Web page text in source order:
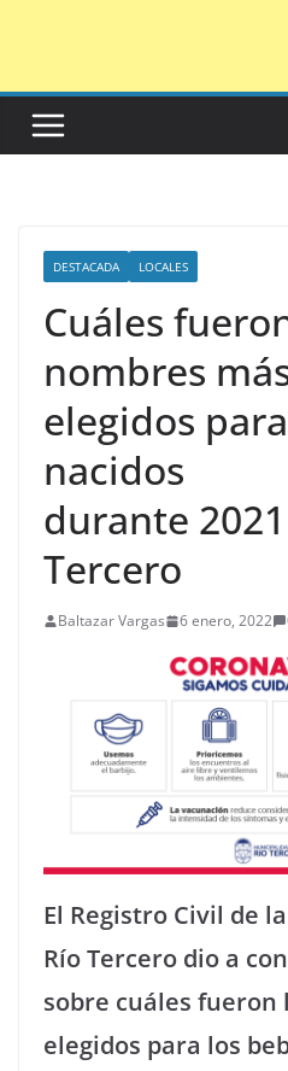
DESTACADA LOCALES
Cuáles
nombres
elegidos
nacidos
durante
Tercero
Baltazar Vargas 6 enero, 2022
El Registro Civil de
Río Tercero dio a
sobre cuáles fueron
elegidos para los